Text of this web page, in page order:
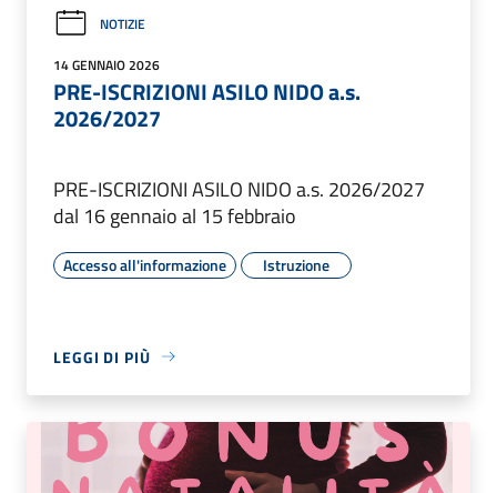
NOTIZIE
14 GENNAIO 2026
PRE-ISCRIZIONI ASILO NIDO a.s.
2026/2027
PRE-ISCRIZIONI ASILO NIDO a.s. 2026/2027
dal 16 gennaio al 15 febbraio
Accesso all'informazione Istruzione
LEGGI DI PIÙ